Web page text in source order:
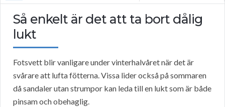
Så enkelt är det att ta bort dålig
lukt
Fotsvett blir vanligare under vinterhalvåret när det är
svårare att lufta fötterna. Vissa lider också på sommaren
då sandaler utan strumpor kan leda till en lukt som är både
pinsam och obehaglig.